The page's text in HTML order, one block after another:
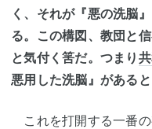
く、それが『悪の洗脳
る。この構図、教団と
と気付く筈だ。つまり
悪用した洗脳』があると
これを打開する一番の